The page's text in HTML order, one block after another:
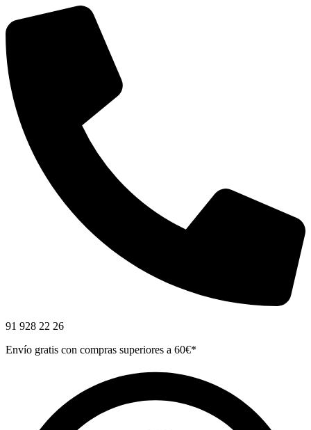
91 928 22 26
Envío gratis con compras superiores a 60€*